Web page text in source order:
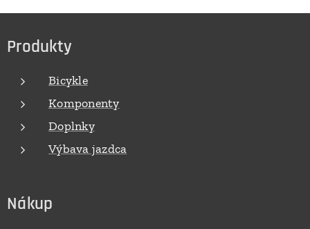
Produkty
Bicykle
Komponenty
Doplnky
Výbava jazdca
Nákup